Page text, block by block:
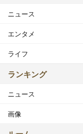
ニュース
エンタメ
ライフ
ランキング
ニュース
画像